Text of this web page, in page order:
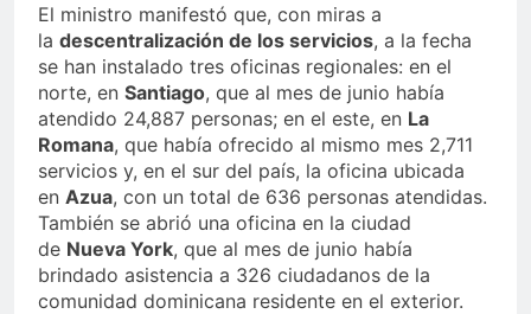
El ministro manifestó que, con miras a
la descentralización de los servicios, a la fecha
se han instalado tres oficinas regionales: en el
norte, en Santiago, que al mes de junio había
atendido 24,887 personas; en el este, en La
Romana, que había ofrecido al mismo mes 2,711
servicios y, en el sur del país, la oficina ubicada
en Azua, con un total de 636 personas atendidas.
También se abrió una oficina en la ciudad
de Nueva York, que al mes de junio había
brindado asistencia a 326 ciudadanos de la
comunidad dominicana residente en el exterior.